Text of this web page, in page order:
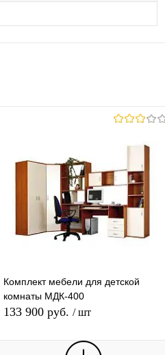
Комплект мебели для детской
комнаты МДК-400
133 900 руб. / шт